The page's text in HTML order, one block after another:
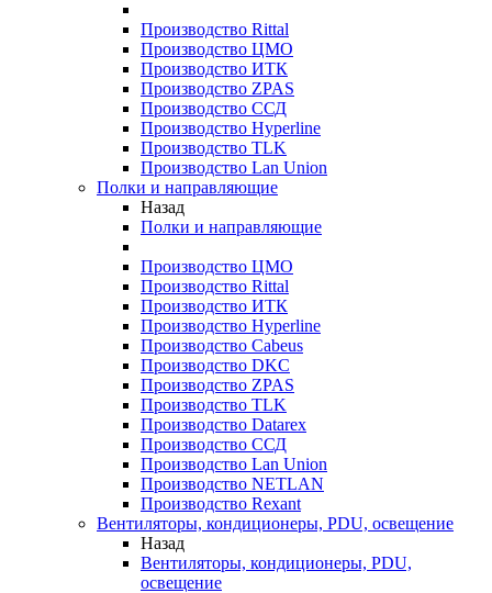
Производство Rittal
Производство ЦМО
Производство ИТК
Производство ZPAS
Производство ССД
Производство Hyperline
Производство TLK
Производство Lan Union
Полки и направляющие
Назад
Полки и направляющие
Производство ЦМО
Производство Rittal
Производство ИТК
Производство Hyperline
Производство Cabeus
Производство DKC
Производство ZPAS
Производство TLK
Производство Datarex
Производство ССД
Производство Lan Union
Производство NETLAN
Производство Rexant
Вентиляторы, кондиционеры, PDU, освещение
Назад
Вентиляторы, кондиционеры, PDU,
освещение